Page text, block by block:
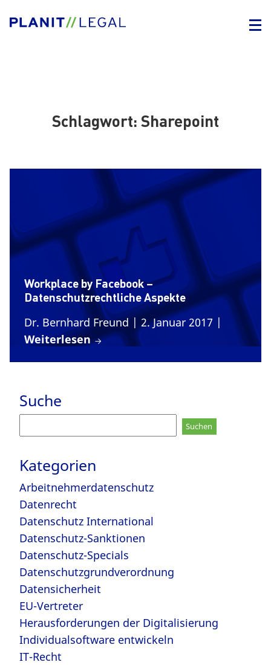
Schlagwort: Sharepoint
Workplace by Facebook –
Datenschutzrechtliche Aspekte
Dr. Bernhard Freund | 2. Januar 2017 |
Weiterlesen
Suche
nach:
Kategorien
Arbeitnehmerdatenschutz
Datenrecht
Datenschutz International
Datenschutz-Sanktionen
Datenschutz-Specials
Datenschutzgrundverordnung
Datensicherheit
EU-Vertreter
Herausforderungen der Digitalisierung
Individualsoftware entwickeln
IT-Recht